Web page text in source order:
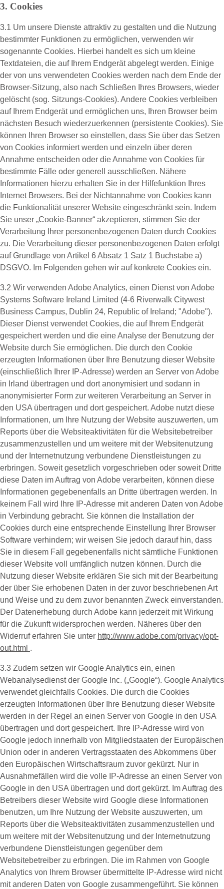
3. Cookies
3.1 Um unsere Dienste attraktiv zu gestalten und die Nutzung
bestimmter Funktionen zu ermöglichen, verwenden wir
sogenannte Cookies. Hierbei handelt es sich um kleine
Textdateien, die auf Ihrem Endgerät abgelegt werden. Einige
der von uns verwendeten Cookies werden nach dem Ende der
Browser-Sitzung, also nach Schließen Ihres Browsers, wieder
gelöscht (sog. Sitzungs-Cookies). Andere Cookies verbleiben
auf Ihrem Endgerät und ermöglichen uns, Ihren Browser beim
nächsten Besuch wiederzuerkennen (persistente Cookies). Sie
können Ihren Browser so einstellen, dass Sie über das Setzen
von Cookies informiert werden und einzeln über deren
Annahme entscheiden oder die Annahme von Cookies für
bestimmte Fälle oder generell ausschließen. Nähere
Informationen hierzu erhalten Sie in der Hilfefunktion Ihres
Internet Browsers. Bei der Nichtannahme von Cookies kann
die Funktionalität unserer Website eingeschränkt sein. Indem
Sie unser „Cookie-Banner“ akzeptieren, stimmen Sie der
Verarbeitung Ihrer personenbezogenen Daten durch Cookies
zu. Die Verarbeitung dieser personenbezogenen Daten erfolgt
auf Grundlage von Artikel 6 Absatz 1 Satz 1 Buchstabe a)
DSGVO. Im Folgenden gehen wir auf konkrete Cookies ein.
3.2 Wir verwenden Adobe Analytics, einen Dienst von Adobe
Systems Software Ireland Limited (4-6 Riverwalk Citywest
Business Campus, Dublin 24, Republic of Ireland; "Adobe").
Dieser Dienst verwendet Cookies, die auf Ihrem Endgerät
gespeichert werden und die eine Analyse der Benutzung der
Website durch Sie ermöglichen. Die durch den Cookie
erzeugten Informationen über Ihre Benutzung dieser Website
(einschließlich Ihrer IP-Adresse) werden an Server von Adobe
in Irland übertragen und dort anonymisiert und sodann in
anonymisierter Form zur weiteren Verarbeitung an Server in
den USA übertragen und dort gespeichert. Adobe nutzt diese
Informationen, um Ihre Nutzung der Website auszuwerten, um
Reports über die Websiteaktivitäten für die Websitebetreiber
zusammenzustellen und um weitere mit der Websitenutzung
und der Internetnutzung verbundene Dienstleistungen zu
erbringen. Soweit gesetzlich vorgeschrieben oder soweit Dritte
diese Daten im Auftrag von Adobe verarbeiten, können diese
Informationen gegebenenfalls an Dritte übertragen werden. In
keinem Fall wird Ihre IP-Adresse mit anderen Daten von Adobe
in Verbindung gebracht. Sie können die Installation der
Cookies durch eine entsprechende Einstellung Ihrer Browser
Software verhindern; wir weisen Sie jedoch darauf hin, dass
Sie in diesem Fall gegebenenfalls nicht sämtliche Funktionen
dieser Website voll umfänglich nutzen können. Durch die
Nutzung dieser Website erklären Sie sich mit der Bearbeitung
der über Sie erhobenen Daten in der zuvor beschriebenen Art
und Weise und zu dem zuvor benannten Zweck einverstanden.
Der Datenerhebung durch Adobe kann jederzeit mit Wirkung
für die Zukunft widersprochen werden. Näheres über den
Widerruf erfahren Sie unter http://www.adobe.com/privacy/opt-
out.html .
3.3 Zudem setzen wir Google Analytics ein, einen
Webanalysedienst der Google Inc. („Google“). Google Analytics
verwendet gleichfalls Cookies. Die durch die Cookies
erzeugten Informationen über Ihre Benutzung dieser Website
werden in der Regel an einen Server von Google in den USA
übertragen und dort gespeichert. Ihre IP-Adresse wird von
Google jedoch innerhalb von Mitgliedstaaten der Europäischen
Union oder in anderen Vertragsstaaten des Abkommens über
den Europäischen Wirtschaftsraum zuvor gekürzt. Nur in
Ausnahmefällen wird die volle IP-Adresse an einen Server von
Google in den USA übertragen und dort gekürzt. Im Auftrag des
Betreibers dieser Website wird Google diese Informationen
benutzen, um Ihre Nutzung der Website auszuwerten, um
Reports über die Websiteaktivitäten zusammenzustellen und
um weitere mit der Websitenutzung und der Internetnutzung
verbundene Dienstleistungen gegenüber dem
Websitebetreiber zu erbringen. Die im Rahmen von Google
Analytics von Ihrem Browser übermittelte IP-Adresse wird nicht
mit anderen Daten von Google zusammengeführt. Sie können